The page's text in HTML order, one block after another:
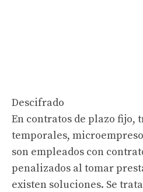
Descifrado
En contratos de plazo fijo,
temporales,
son empleados con
penalizados al tomar
existen soluciones. Se